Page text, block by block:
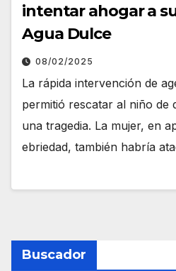
intentar ahogar a
Agua Dulce
08/02/2025
La rápida intervención de
permitió rescatar al niño de
una tragedia. La mujer, en
ebriedad, también habría
Buscador